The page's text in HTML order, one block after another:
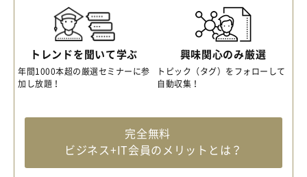
トレンドを聞いて学ぶ
年間1000本超の厳選セミナーに参
加し放題！
興味関心のみ厳選
トピック（タグ）をフォローして
自動収集！
完全無料
ビジネス+IT会員のメリットとは？